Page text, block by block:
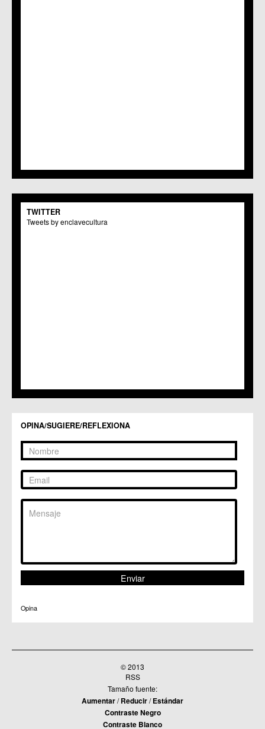
TWITTER
Tweets by enclavecultura
OPINA/SUGIERE/REFLEXIONA
Opina
© 2013
RSS
Tamaño fuente:
Aumentar/Reducir/Estándar
Contraste Negro
Contraste Blanco